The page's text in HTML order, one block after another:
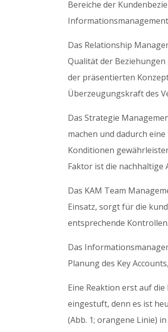
Bereiche der
Das Relationship
Qualität der
der präsentierten
Überzeugungskraft des
Das Strategie
machen und dadurch
Konditionen
Faktor ist die nachhaltige
Das KAM Team
Einsatz, sorgt für die
entsprechende Kontrollen.
Das
Planung des Key
Eine Reaktion erst auf
eingestuft, denn es ist
(Abb. 1; orangene Linie)